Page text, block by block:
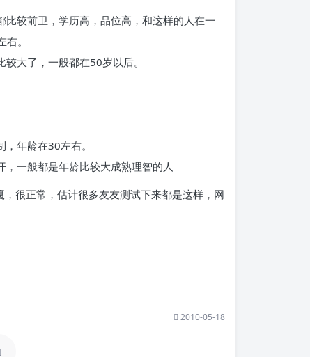
较前卫，学历高，品位高，和这样的人在一
。
大了，一般都在50岁以后。
年龄在30左右。
一般都是年龄比较大成熟理智的人
很正常，估计很多友友测试下来都是这样，网
2010-05-18